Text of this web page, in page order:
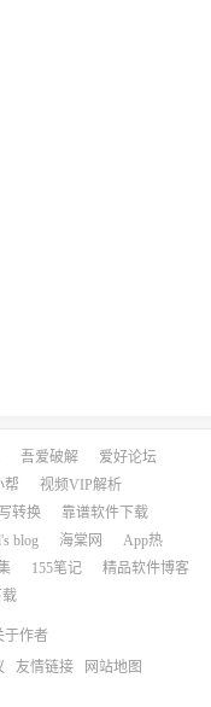
吾爱破解
爱好论坛
帮
视频VIP解析
转换
靠谱软件下载
blog 海棠网
App热
155笔记
精品软件博客
于作者
友情链接 网站地图